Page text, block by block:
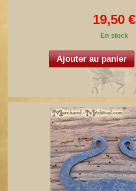
19,50 €
En stock
Ajouter au panier